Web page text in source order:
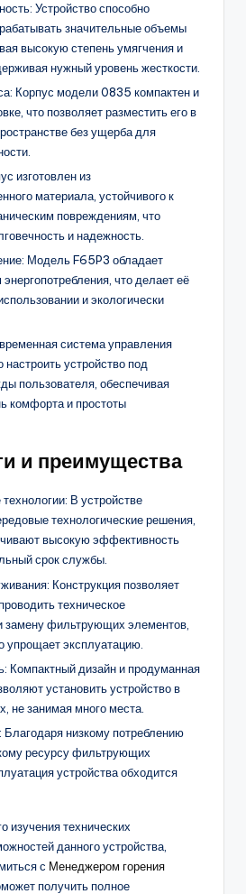
Устройство способно
значительные объемы
высокую степень умягчения и
нужный уровень жесткости.
Корпус модели 0835 компактен и
что позволяет разместить его в
без ущерба для
изготовлен из
материала, устойчивого к
повреждениям, что
и надежность.
Модель F65P3 обладает
что делает её
и экологически
система управления
настроить устройство под
пользователя, обеспечивая
комфорта и простоты
и преимущества
В устройстве
технологические решения,
высокую эффективность
срок службы.
Конструкция позволяет
техническое
замену фильтрующих элементов,
упрощает эксплуатацию.
Компактный дизайн и продуманная
установить устройство в
не занимая много места.
Благодаря низкому потреблению
ресурсу фильтрующих
устройства обходится
изучения технических
данного устройства,
с Менеджером горения
получить полное